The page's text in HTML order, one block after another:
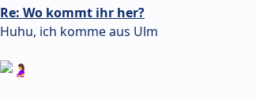
Re: Wo kommt ihr her?
Huhu, ich komme aus Ulm